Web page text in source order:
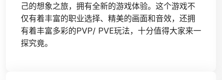
己的想象之旅，拥有全新的游戏体验。这个游戏不
仅有着丰富的职业选择、精美的画面和音效，还拥
有着丰富多彩的PVP/ PVE玩法，十分值得大家来一
探究竟。